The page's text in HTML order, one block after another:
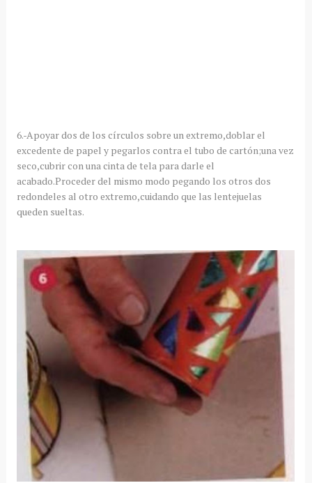
6.-Apoyar dos de los círculos sobre un extremo,doblar el
excedente de papel y pegarlos contra el tubo de cartón;una vez
seco,cubrir con una cinta de tela para darle el
acabado.Proceder del mismo modo pegando los otros dos
redondeles al otro extremo,cuidando que las lentejuelas
queden sueltas.